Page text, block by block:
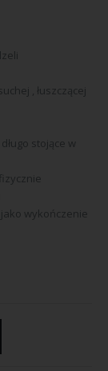
, łuszczącej
stojące w
wykończenie